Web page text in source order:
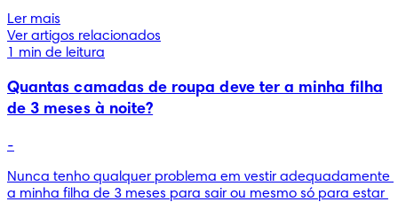
Ler mais
Ver artigos relacionados
1 min de leitura
Quantas camadas de roupa deve ter a minha filha
de 3 meses à noite?
-
Nunca tenho qualquer problema em vestir adequadamente
a minha filha de 3 meses para sair ou mesmo só para estar